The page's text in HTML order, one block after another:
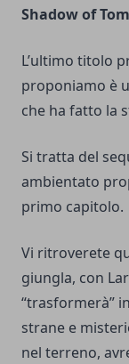
Shadow of
L’ultimo titolo
proponiamo è
che ha fatto la
Si tratta del
ambientato
primo capitolo.
Vi ritroverete
giungla, con
“trasformerà”
strane e
nel terreno,